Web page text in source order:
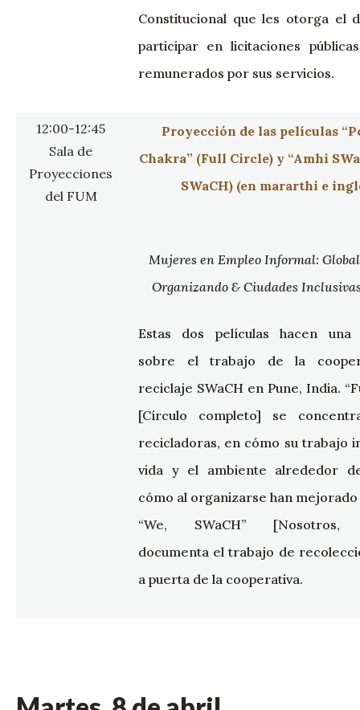
Constitucional que les otorga el
participar en licitaciones
remunerados por sus servicios.
12:00-12:45
Sala de
Proyecciones
del FUM
Proyección de las películas
Chakra” (Full Circle) y “Amhi
SWaCH) (en mararthi e
Mujeres en Empleo Informal:
Organizando & Ciudades
Estas dos películas hacen una
sobre el trabajo de la
reciclaje SWaCH en Pune, India.
[Círculo completo] se
recicladoras, en cómo su trabajo
vida y el ambiente alrededor
cómo al organizarse han mejorado
“We, SWaCH” [Nosotros,
documenta el trabajo de
a puerta de la cooperativa.